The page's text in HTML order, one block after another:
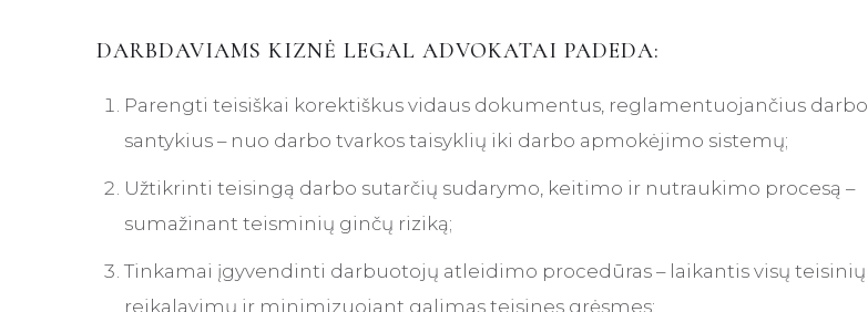
DARBDAVIAMS KIZNĖ LEGAL ADVOKATAI PADEDA:
Parengti teisiškai korektiškus vidaus dokumentus, reglamentuojančius darbo
santykius – nuo darbo tvarkos taisyklių iki darbo apmokėjimo sistemų;
Užtikrinti teisingą darbo sutarčių sudarymo, keitimo ir nutraukimo procesą –
sumažinant teisminių ginčų riziką;
Tinkamai įgyvendinti darbuotojų atleidimo procedūras – laikantis visų teisinių
reikalavimų ir minimizuojant galimas teisines grėsmes;